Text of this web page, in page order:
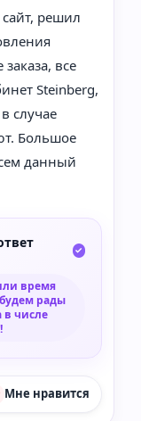
сайт, решил
все
Steinberg,
случае
Большое
данный
время
рады
в числе
Мне нравится